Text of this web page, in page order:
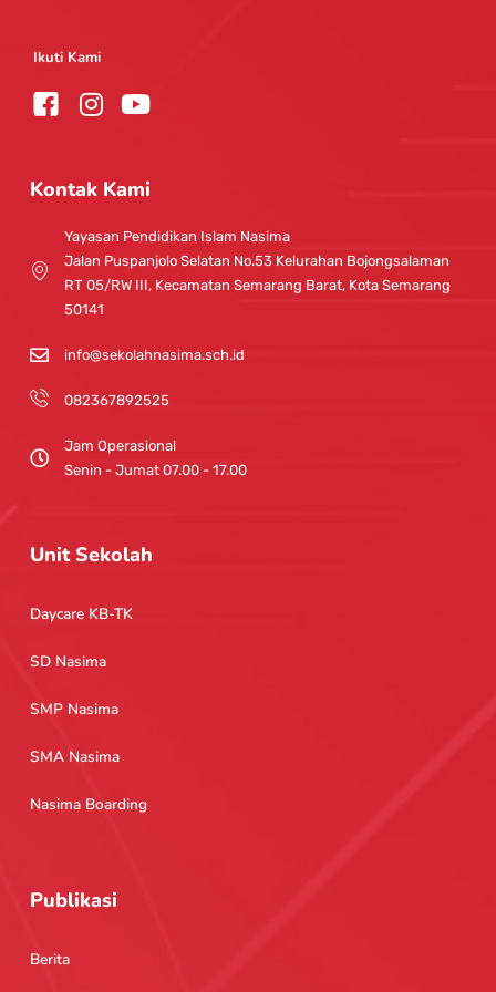
Ikuti Kami
I
t
a
g
r
a
m
Y
t
u
b
e
Kontak Kami
Yayasan Pendidikan Islam Nasima
Jalan Puspanjolo Selatan No.53 Kelurahan Bojongsalaman
RT 05/RW III, Kecamatan Semarang Barat, Kota Semarang
50141
info@sekolahnasima.sch.id
082367892525
Jam Operasional
Senin - Jumat 07.00 - 17.00
Unit Sekolah
Daycare KB-TK
SD Nasima
SMP Nasima
SMA Nasima
Nasima Boarding
Publikasi
Berita